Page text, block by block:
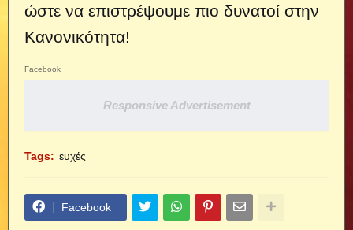
ώστε να επιστρέψουμε πιο δυνατοί στην
Κανονικότητα!
Facebook
Responsive Advertisement
Tags: ευχές
Facebook